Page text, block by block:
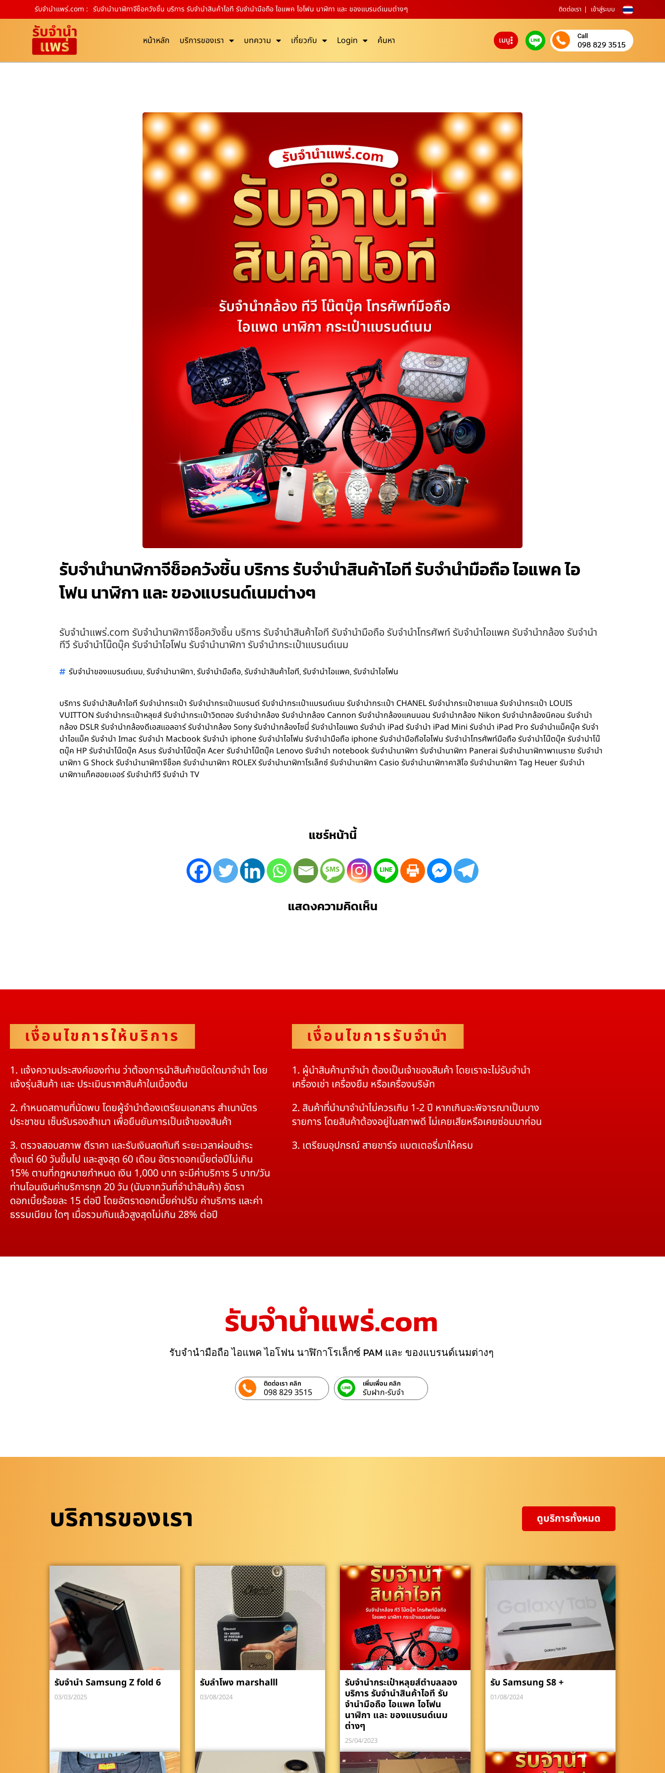
รับจํานําแพร่.com : รับจำนำนาฬิกาจีช็อควังชิ้น บริการ รับจำนำสินค้าไอที รับจำนำมือถือ ไอแพค ไอโฟน นาฬิกา และ ของแบรนด์เนมต่างๆ ติดต่อเรา เข้าสู่ระบบ
หน้าหลัก บริการของเรา บทความ เกี่ยวกับ Login ค้นหา เมนู Call
098 829 3515
รับจำนำนาฬิกาจีช็อควังชิ้น บริการ รับจำนำสินค้าไอที รับจำนำมือถือ ไอแพค ไอ
โฟน นาฬิกา และ ของแบรนด์เนมต่างๆ
รับจํานําแพร่.com รับจำนำนาฬิกาจีช็อควังชิ้น บริการ รับจำนำสินค้าไอที รับจำนำมือถือ รับจำนำโทรศัพท์ รับจำนำไอแพค รับจำนำกล้อง รับจำนำ
ทีวี รับจำนำโน๊ดบุ๊ค รับจำนำไอโฟน รับจำนำนาฬิกา รับจำนำกระเป๋าแบรนด์เนม
รับจำนำของแบรนด์เนม,รับจำนำนาฬิกา,รับจำนำมือถือ,รับจำนำสินค้าไอที,รับจำนำไอแพค,รับจำนำไอโฟน
บริการ รับจำนำสินค้าไอที รับจำนำกระเป๋า รับจำนำกระเป๋าแบรนด์ รับจำนำกระเป๋าแบรนด์เนม รับจำนำกระเป๋า CHANEL รับจำนำกระเป๋าชาแนล รับจำนำกระเป๋า LOUIS
VUITTON รับจำนำกระเป๋าหลุยส์ รับจำนำกระเป๋าวิตตอง รับจำนำกล้อง รับจำนำกล้อง Cannon รับจำนำกล้องแคนนอน รับจำนำกล้อง Nikon รับจำนำกล้องนิคอน รับจำนำ
กล้อง DSLR รับจำนำกล้องดีเอสแอลอาร์ รับจำนำกล้อง Sony รับจำนำกล้องโซนี่ รับจำนำไอแพด รับจำนำ iPad รับจำนำ iPad Mini รับจำนำ iPad Pro รับจำนำแม็คบุ๊ค รับจำ
นำไอแม็ค รับจำนำ Imac รับจำนำ Macbook รับจำนำ iphone รับจำนำไอโฟน รับจำนำมือถือ iphone รับจำนำมือถือไอโฟน รับจำนำโทรศัพท์มือถือ รับจำนำโน๊ตบุ๊ค รับจำนำโน๊
ตบุ๊ค HP รับจำนำโน๊ตบุ๊ค Asus รับจำนำโน๊ตบุ๊ค Acer รับจำนำโน๊ตบุ๊ค Lenovo รับจำนำ notebook รับจำนำนาฬิกา รับจำนำนาฬิกา Panerai รับจำนำนาฬิกาพาเนราย รับจำนำ
นาฬิกา G Shock รับจำนำนาฬิกาจีช็อค รับจำนำนาฬิกา ROLEX รับจำนำนาฬิกาโรเล็กซ์ รับจำนำนาฬิกา Casio รับจำนำนาฬิกาคาสิโอ รับจำนำนาฬิกา Tag Heuer รับจำนำ
นาฬิกาแท็คฮอยเออร์ รับจำนำทีวี รับจำนำ TV
แชร์หน้านี้
แสดงความคิดเห็น
เงื่อนไขการให้บริการ
1. แจ้งความประสงค์ของท่าน ว่าต้องการนำสินค้าชนิดใดมาจำนำ โดย
แจ้งรุ่นสินค้า และ ประเมินราคาสินค้าในเบื้องต้น
2. กำหนดสถานที่นัดพบ โดยผู้จำนำต้องเตรียมเอกสาร สำเนาบัตร
ประชาชน เซ็นรับรองสำเนา เพื่อยืนยันการเป็นเจ้าของสินค้า
3. ตรวจสอบสภาพ ตีราคา และรับเงินสดทันที ระยะเวลาผ่อนชำระ
ตั้งแต่ 60 วันขึ้นไป และสูงสุด 60 เดือน อัตราดอกเบี้ยต่อปีไม่เกิน
15% ตามที่กฏหมายกำหนด เงิน 1,000 บาท จะมีค่าบริการ 5 บาท/วัน
ท่านโอนเงินค่าบริการทุก 20 วัน (นับจากวันที่จำนำสินค้า) อัตรา
ดอกเบี้ยร้อยละ 15 ต่อปี โดยอัตราดอกเบี้ยค่าปรับ ค่าบริการ และค่า
ธรรมเนียม ใดๆ เมื่อรวมกันแล้วสูงสุดไม่เกิน 28% ต่อปี
เงื่อนไขการรับจำนำ
1. ผู้นำสินค้ามาจำนำ ต้องเป็นเจ้าของสินค้า โดยเราจะไม่รับจำนำ
เครื่องเช่า เครื่องยืม หรือเครื่องบริษัท
2. สินค้าที่นำมาจำนำไม่ควรเกิน 1-2 ปี หากเกินจะพิจารณาเป็นบาง
รายการ โดยสินค้าต้องอยู่ในสภาพดี ไม่เคยเสียหรือเคยซ่อมมาก่อน
3. เตรียมอุปกรณ์ สายชาร์จ แบตเตอรี่มาให้ครบ
รับจํานําแพร่.com
รับจำนำมือถือ ไอแพค ไอโฟน นาฬิกาโรเล็กซ์ PAM และ ของแบรนด์เนมต่างๆ
ติดต่อเรา คลิก
098 829 3515
เพิ่มเพื่อน คลิก
รับฝาก-รับจํา
บริการของเรา ดูบริการทั้งหมด
รับจำนำ Samsung Z fold 6
03/03/2025
รับลำโพง marshalll
03/08/2024
รับจำนำกระเป๋าหลุยส์ตำบลลอง
บริการ รับจำนำสินค้าไอที รับ
จำนำมือถือ ไอแพค ไอโฟน
นาฬิกา และ ของแบรนด์เนม
ต่างๆ
25/04/2023
รับ Samsung S8 +
01/08/2024